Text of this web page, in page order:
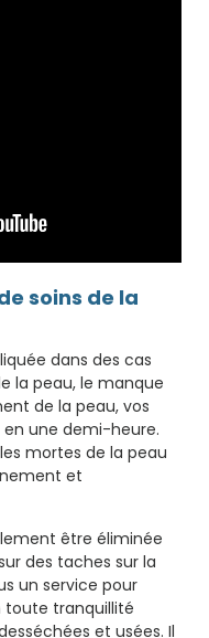
soins de la
dans des cas
la peau, le manque
de la peau, vos
une demi-heure.
mortes de la peau
et
être éliminée
des taches sur la
un service pour
tranquillité
et usées. Il